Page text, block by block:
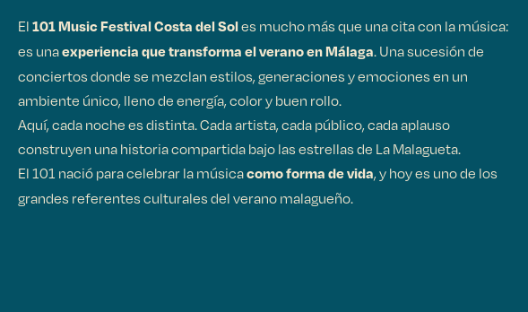
El 101 Music Festival Costa del Soles mucho más que una cita con la música:
es unaexperiencia que transforma el verano en Málaga. Una sucesión de
conciertos donde se mezclan estilos, generaciones y emociones en un
ambiente único, lleno de energía, color y buen rollo.
Aquí, cada noche es distinta. Cada artista, cada público, cada aplauso
construyen una historia compartida bajo las estrellas de La Malagueta.
El 101 nació para celebrar la músicacomo forma de vida, y hoy es uno de los
grandes referentes culturales del verano malagueño.